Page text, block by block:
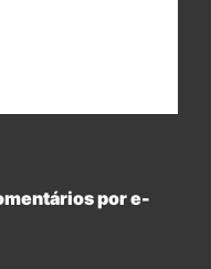
por e-